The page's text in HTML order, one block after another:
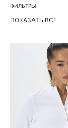
ФИЛЬТРЫ
ПОКАЗАТЬ ВСЕ